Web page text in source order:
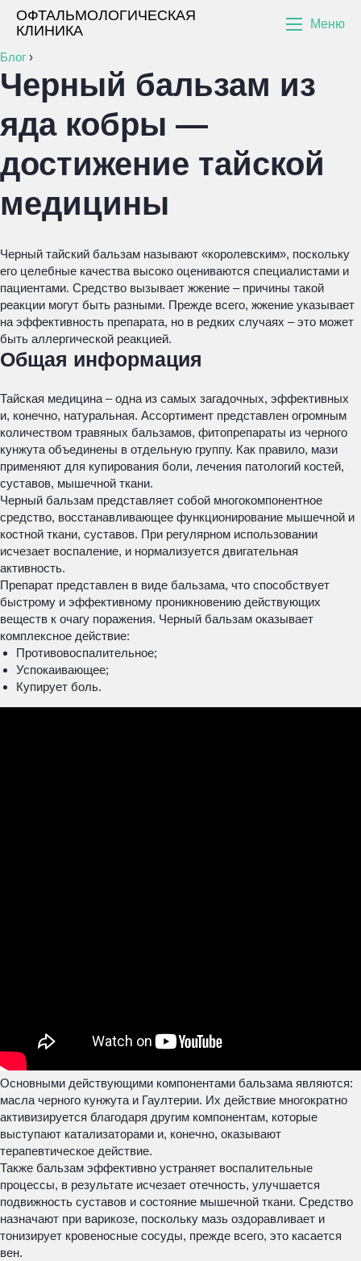
ОФТАЛЬМОЛОГИЧЕСКАЯ
КЛИНИКА
Меню
Блог ›
Черный бальзам из
яда кобры —
достижение тайской
медицины
Черный тайский бальзам называют «королевским», поскольку
его целебные качества высоко оцениваются специалистами и
пациентами. Средство вызывает жжение – причины такой
реакции могут быть разными. Прежде всего, жжение указывает
на эффективность препарата, но в редких случаях – это может
быть аллергической реакцией.
Общая информация
Тайская медицина – одна из самых загадочных, эффективных
и, конечно, натуральная. Ассортимент представлен огромным
количеством травяных бальзамов, фитопрепараты из черного
кунжута объединены в отдельную группу. Как правило, мази
применяют для купирования боли, лечения патологий костей,
суставов, мышечной ткани.
Черный бальзам представляет собой многокомпонентное
средство, восстанавливающее функционирование мышечной и
костной ткани, суставов. При регулярном использовании
исчезает воспаление, и нормализуется двигательная
активность.
Препарат представлен в виде бальзама, что способствует
быстрому и эффективному проникновению действующих
веществ к очагу поражения. Черный бальзам оказывает
комплексное действие:
Противовоспалительное;
Успокаивающее;
Купирует боль.
Основными действующими компонентами бальзама являются:
масла черного кунжута и Гаултерии. Их действие многократно
активизируется благодаря другим компонентам, которые
выступают катализаторами и, конечно, оказывают
терапевтическое действие.
Также бальзам эффективно устраняет воспалительные
процессы, в результате исчезает отечность, улучшается
подвижность суставов и состояние мышечной ткани. Средство
назначают при варикозе, поскольку мазь оздоравливает и
тонизирует кровеносные сосуды, прежде всего, это касается
вен.